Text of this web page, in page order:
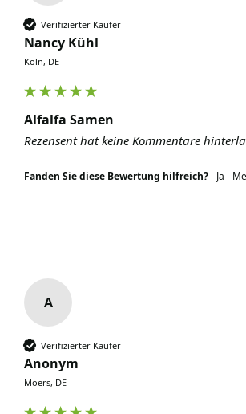
Verifizierter Käufer
Nancy Kühl
Köln, DE
Alfalfa Samen
Rezensent hat keine Kommentare
Fanden Sie diese Bewertung hilfreich? Ja
A
Verifizierter Käufer
Anonym
Moers, DE